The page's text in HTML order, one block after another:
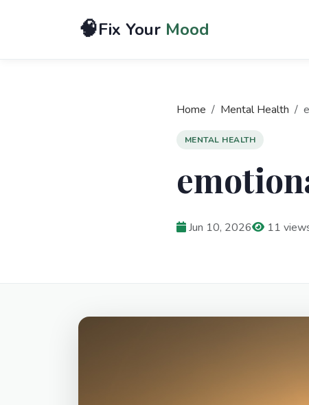
🧠Fix Your Mood
Home Mental Health
MENTAL HEALTH
Jun 10, 2026 11